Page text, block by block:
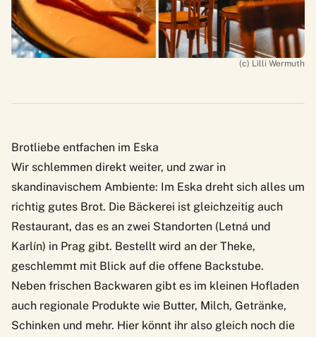
(c) Lilli Wermuth
Brotliebe entfachen im Eska
Wir schlemmen direkt weiter, und zwar in
skandinavischem Ambiente: Im Eska dreht sich alles um
richtig gutes Brot. Die Bäckerei ist gleichzeitig auch
Restaurant, das es an zwei Standorten (Letná und
Karlín) in Prag gibt. Bestellt wird an der Theke,
geschlemmt mit Blick auf die offene Backstube.
Neben frischen Backwaren gibt es im kleinen Hofladen
auch regionale Produkte wie Butter, Milch, Getränke,
Schinken und mehr. Hier könnt ihr also gleich noch die